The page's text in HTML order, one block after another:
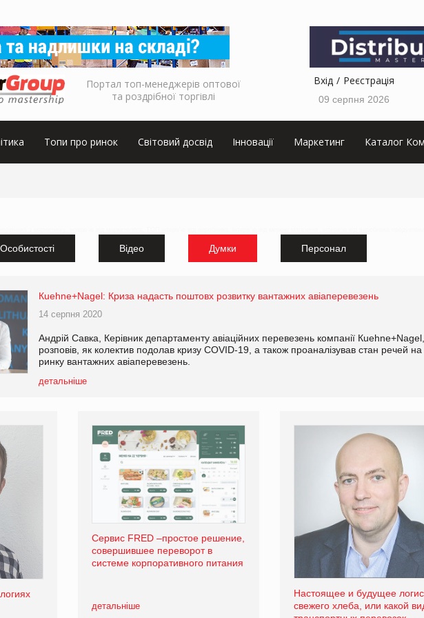
Портал топ-менеджерів оптової
та роздрібної торгівлі
Вхід Реєстрація
09 серпня 2026
Топи про ринок Світовий досвід Інновації Маркетинг Каталог
Особистості Відео Думки Персонал
Кuehne+Nagel: Криза надасть поштовх розвитку вантажних авіаперевезень
14 серпня 2020
Андрій Савка, Керівник департаменту авіаційних перевезень компанії Кuehne+Nagel,
розповів, як колектив подолав кризу COVID-19, а також проаналізував стан речей на
ринку вантажних авіаперевезень.
детальніше
Сервис FRED –простое решение,
совершившее переворот в
системе корпоративного питания
детальніше
Настоящее и будущее
свежего хлеба, или какой